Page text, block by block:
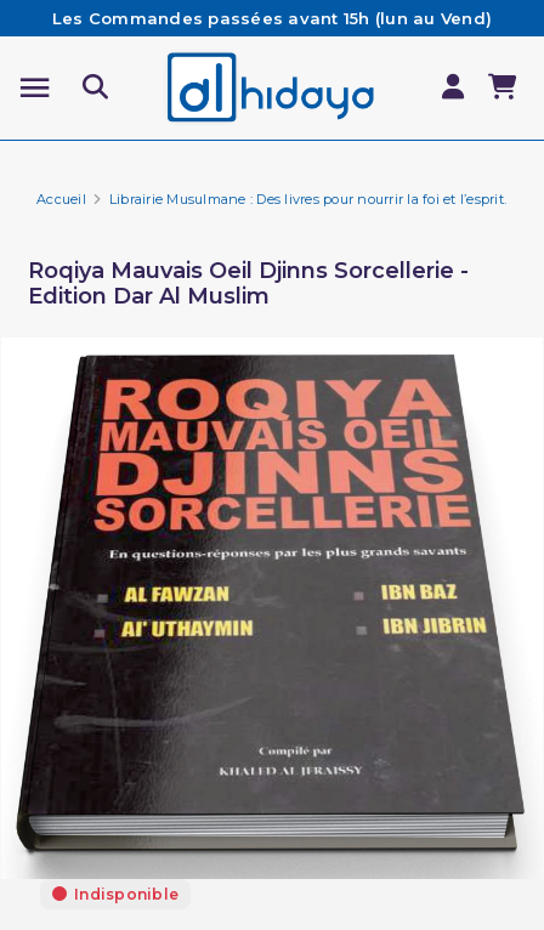
Les Commandes passées avant 15h (lun au Vend)
sont préparées et expédiées le jour même
Besoin d'aide ? Retrouvez notre FAQ
Livraison offerte à partir de 65€ d'achat*
Accueil Librairie Musulmane : Des livres pour nourrir la foi et l’esprit.
Roqiya Mauvais Oeil Djinns Sorcellerie -
Edition Dar Al Muslim
Indisponible